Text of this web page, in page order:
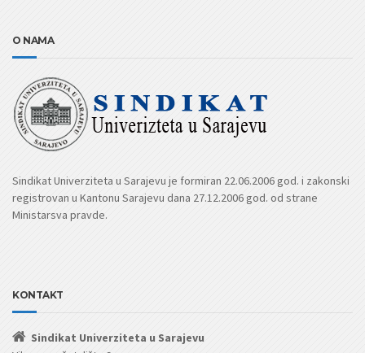
O NAMA
Sindikat Univerziteta u Sarajevu je formiran 22.06.2006 god. i zakonski
registrovan u Kantonu Sarajevu dana 27.12.2006 god. od strane
Ministarsva pravde.
KONTAKT
Sindikat Univerziteta u Sarajevu